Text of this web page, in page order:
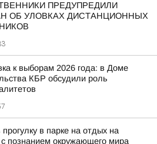
ПРЕДУПРЕДИЛИ
ОБ УЛОВКАХ ДИСТАНЦИОННЫХ
к выборам 2026 года: в Доме
КБР обсудили роль
в парке на отдых на
познанием окружающего мира